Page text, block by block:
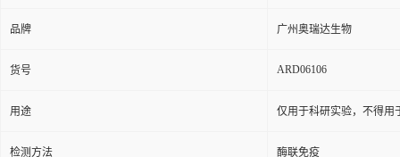
品牌 广州奥瑞达生物
货号 ARD06106
用途 仅用于科研实验，不得用
检测方法 酶联免疫